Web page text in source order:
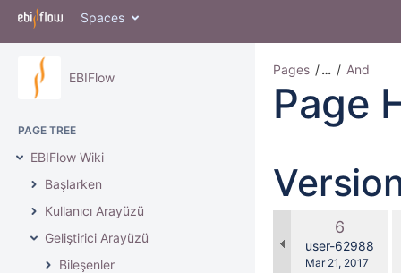
Spaces
EBIFlow
PAGE TREE
EBIFlow Wiki
Başlarken
Kullanıcı Arayüzü
Geliştirici Arayüzü
Bileşenler
Pages … And
Page
Old
Version
6
user-62988
Saved
Mar 21, 2017